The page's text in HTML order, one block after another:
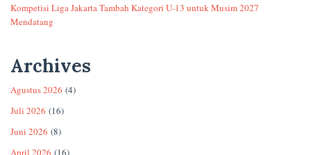
Kompetisi Liga Jakarta Tambah Kategori U-13 untuk Musim 2027
Mendatang
Archives
Agustus 2026 (4)
Juli 2026 (16)
Juni 2026 (8)
April 2026 (16)